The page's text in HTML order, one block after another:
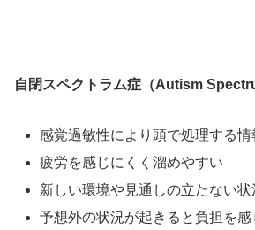
自閉スペクトラム症（Autism
感覚過敏性により頭で処理する情
疲労を感じにくく溜めやすい
新しい環境や見通しの立たない
予想外の状況が起きると負担を感